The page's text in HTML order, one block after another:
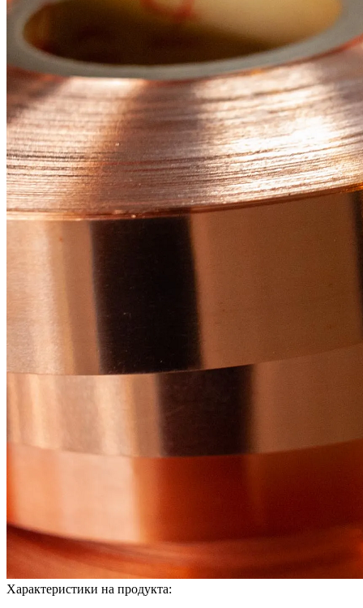
Характеристики на продукта: